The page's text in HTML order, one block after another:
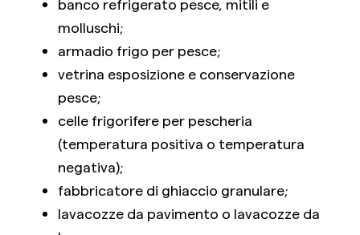
banco refrigerato pesce, mitili e
molluschi;
armadio frigo per pesce;
vetrina esposizione e conservazione
pesce;
celle frigorifere per pescheria
(temperatura positiva o temperatura
negativa);
fabbricatore di ghiaccio granulare;
lavacozze da pavimento o lavacozze da